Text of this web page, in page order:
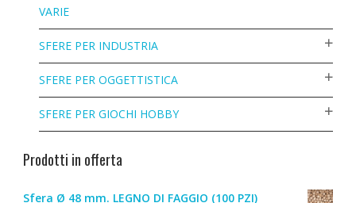
VARIE
SFERE PER INDUSTRIA
SFERE PER OGGETTISTICA
SFERE PER GIOCHI HOBBY
Prodotti in offerta
Sfera Ø 48 mm. LEGNO DI FAGGIO (100 PZI)